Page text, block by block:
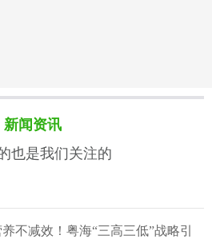
新闻资讯
也是我们关注的